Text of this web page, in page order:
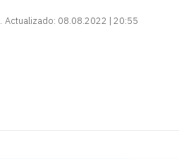
Actualizado: 08.08.2022 | 20:55